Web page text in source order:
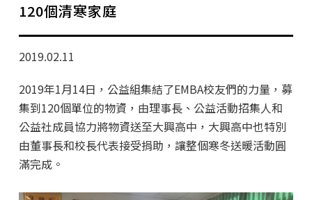
師生動態
120個清寒家庭
2019.02.11
2019年1月14日，公益組集結了EMBA校友們的力量，募
集到120個單位的物資，由理事長、公益活動招集人和
公益社成員協力將物資送至大興高中，大興高中也特別
由董事長和校長代表接受捐助，讓整個寒冬送暖活動圓
滿完成。